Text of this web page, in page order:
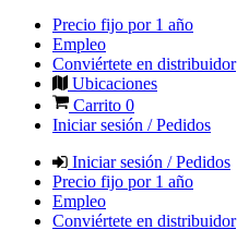
Precio fijo por 1 año
Empleo
Conviértete en distribuidor
Ubicaciones
Carrito 0
Iniciar sesión / Pedidos
Iniciar sesión / Pedidos
Precio fijo por 1 año
Empleo
Conviértete en distribuidor